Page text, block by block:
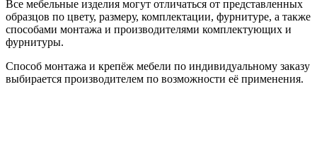
Все мебельные изделия могут отличаться от представленных
образцов по цвету, размеру, комплектации, фурнитуре, а также
способами монтажа и производителями комплектующих и
фурнитуры.
Способ монтажа и крепёж мебели по индивидуальному заказу
выбирается производителем по возможности её применения.